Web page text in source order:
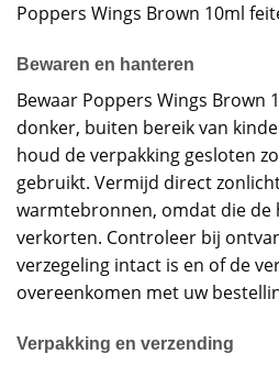
Poppers Wings Brown 10ml
Bewaren en hanteren
Bewaar Poppers Wings Brown
donker, buiten bereik van
houd de verpakking gesloten
gebruikt. Vermijd direct
warmtebronnen, omdat die de
verkorten. Controleer bij
verzegeling intact is en of de
overeenkomen met uw
Verpakking en verzending